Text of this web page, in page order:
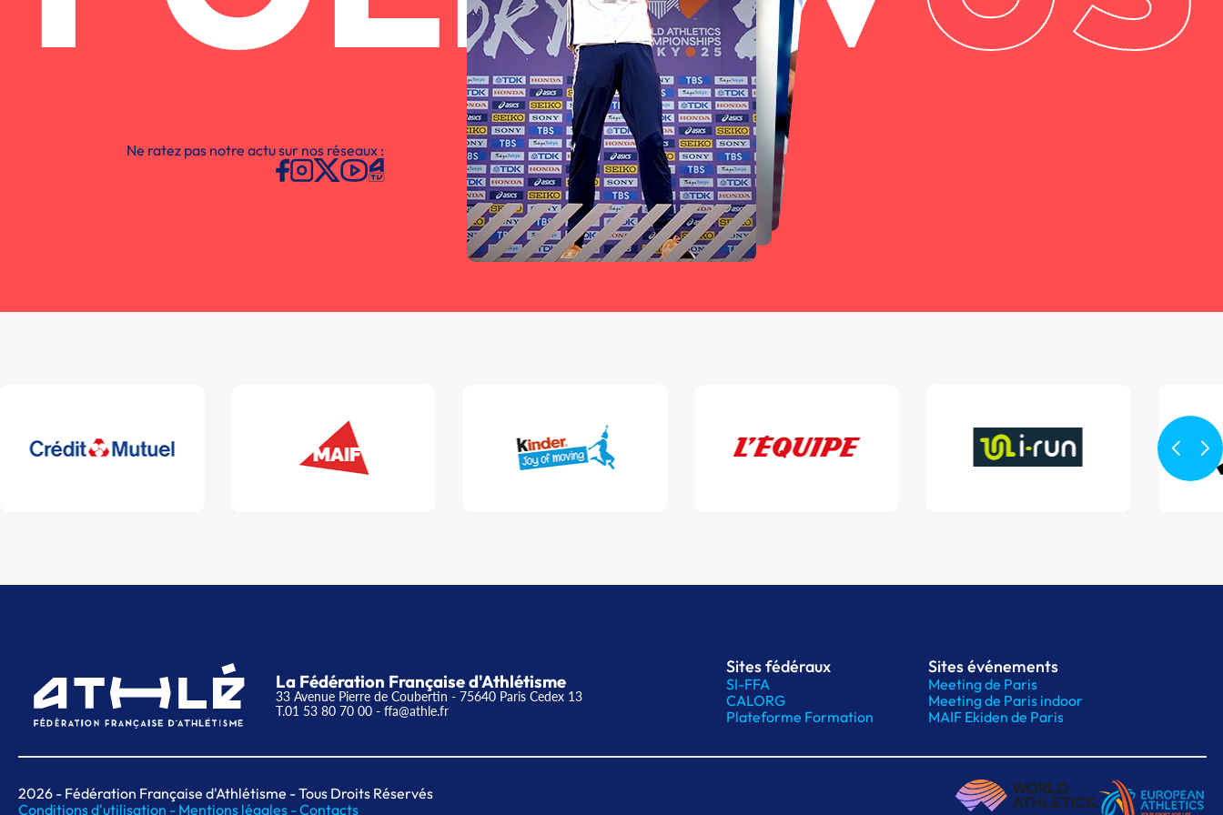
Ne ratez pas notre actu sur nos réseaux :
La Fédération Française d'Athlétisme
33 Avenue Pierre de Coubertin - 75640 Paris Cedex 13
T.01 53 80 70 00 - ffa@athle.fr
Sites fédéraux
SI-FFA
CALORG
Plateforme Formation
Sites événements
Meeting de Paris
Meeting de Paris indoor
MAIF Ekiden de Paris
2026 - Fédération Française d'Athlétisme - Tous Droits Réservés
Conditions d'utilisation - Mentions légales -Contacts